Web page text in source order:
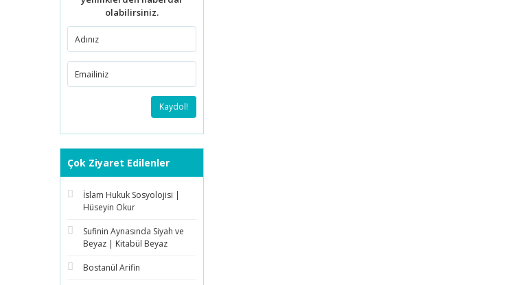
olabilirsiniz.
Kaydol!
Çok Ziyaret Edilenler
İslam Hukuk Sosyolojisi |
Hüseyin Okur
Sufinin Aynasında Siyah ve
Beyaz | Kitabül Beyaz
Bostanül Arifin